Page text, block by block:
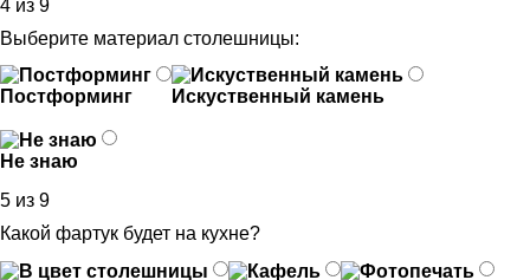
4 из 9
Выберите материал столешницы:
Постформинг Искуственный камень
Не знаю
5 из 9
Какой фартук будет на кухне?